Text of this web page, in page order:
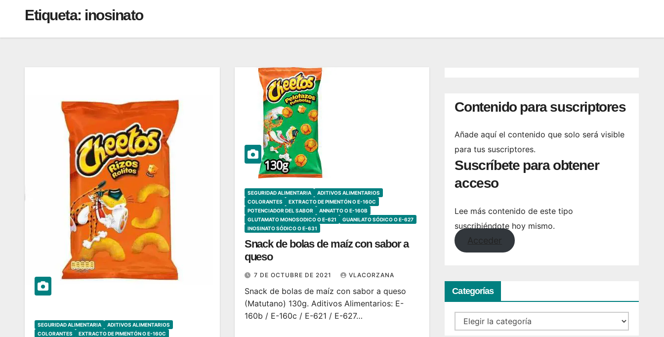
Etiqueta: inosinato
SEGURIDAD ALIMENTARIA
ADITIVOS ALIMENTARIOS
COLORANTES
EXTRACTO DE PIMENTÓN O E-160C
SEGURIDAD ALIMENTARIA
ADITIVOS ALIMENTARIOS
COLORANTES
EXTRACTO DE PIMENTÓN O E-160C
POTENCIADOR DEL SABOR
ANNATTO O E-160B
GLUTAMATO MONOSODICO O E-621
GUANILATO SÓDICO O E-627
INOSINATO SÓDICO O E-631
Snack de bolas de maíz con sabor a
queso
7 DE OCTUBRE DE 2021 VLACORZANA
Snack de bolas de maíz con sabor a queso
(Matutano) 130g. Aditivos Alimentarios: E-
160b / E-160c / E-621 / E-627…
Contenido para suscriptores
Añade aquí el contenido que solo será visible
para tus suscriptores.
Suscríbete para obtener
acceso
Lee más contenido de este tipo
suscribiéndote hoy mismo.
Acceder
Categorías
Categorías